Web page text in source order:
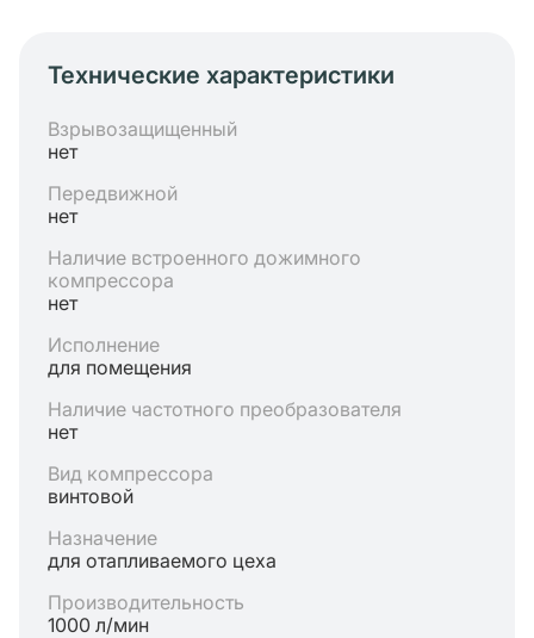
Технические характеристики
Взрывозащищенный
нет
Передвижной
нет
Наличие встроенного дожимного
компрессора
нет
Исполнение
для помещения
Наличие частотного преобразователя
нет
Вид компрессора
винтовой
Назначение
для отапливаемого цеха
Производительность
1000 л/мин